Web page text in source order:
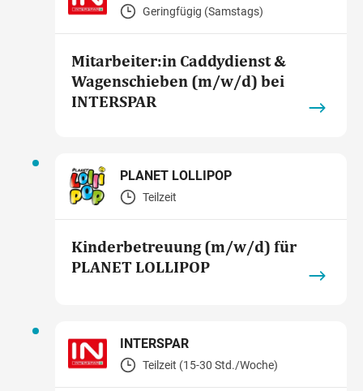
Geringfügig (Samstags)
Mitarbeiter:in Caddydienst &
Wagenschieben (m/w/d) bei
INTERSPAR
PLANET LOLLIPOP
Teilzeit
Kinderbetreuung (m/w/d) für
PLANET LOLLIPOP
INTERSPAR
Teilzeit (15-30 Std./Woche)